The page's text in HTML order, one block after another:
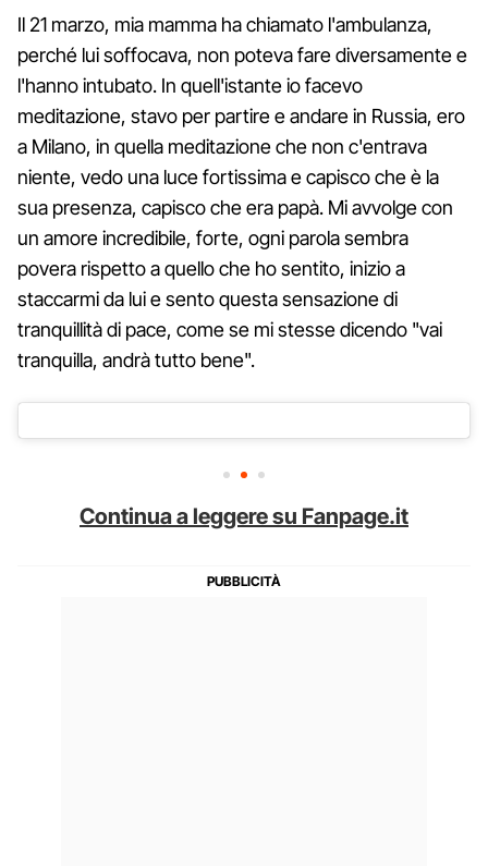
Il 21 marzo, mia mamma ha chiamato l'ambulanza,
perché lui soffocava, non poteva fare diversamente e
l'hanno intubato. In quell'istante io facevo
meditazione, stavo per partire e andare in Russia, ero
a Milano, in quella meditazione che non c'entrava
niente, vedo una luce fortissima e capisco che è la
sua presenza, capisco che era papà. Mi avvolge con
un amore incredibile, forte, ogni parola sembra
povera rispetto a quello che ho sentito, inizio a
staccarmi da lui e sento questa sensazione di
tranquillità di pace, come se mi stesse dicendo "vai
tranquilla, andrà tutto bene".
Continua a leggere su Fanpage.it